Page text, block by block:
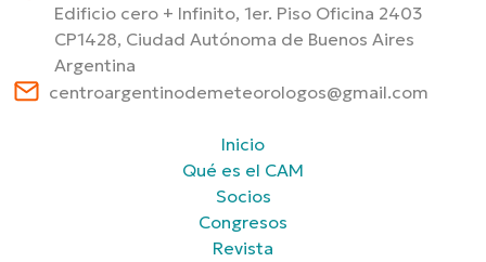
Edificio cero + Infinito, 1er. Piso Oficina 2403
CP1428, Ciudad Autónoma de Buenos Aires
Argentina
centroargentinodemeteorologos@gmail.com
Inicio
Qué es el CAM
Socios
Congresos
Revista